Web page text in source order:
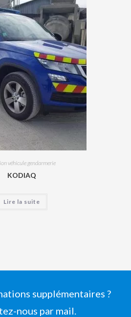
véhicule gendarmerie
KODIAQ
Lire la suite
supplémentaires ?
nous par mail.